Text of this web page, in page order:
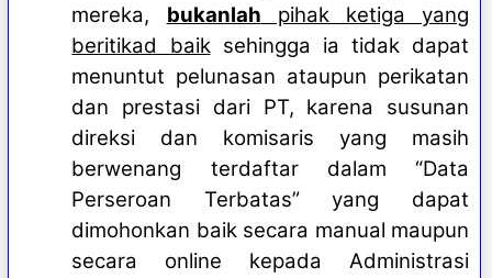
mereka, bukanlah pihak ketiga yang
beritikad baiksehingga ia tidak dapat
menuntut pelunasan ataupun perikatan
dan prestasi dari PT, karena susunan
direksi dan komisaris yang masih
berwenang terdaftar dalam “Data
Perseroan Terbatas” yang dapat
dimohonkan baik secara manual maupun
secara online kepada Administrasi